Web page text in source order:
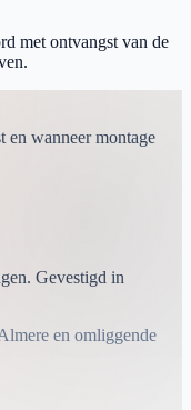
met ontvangst van de
en wanneer montage
Gevestigd in
en omliggende